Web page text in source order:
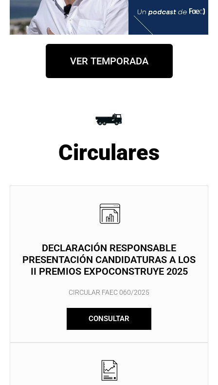
VER TEMPORADA
Circulares
DECLARACIÓN RESPONSABLE
PRESENTACIÓN CANDIDATURAS A LOS
II PREMIOS EXPOCONSTRUYE 2025
CIRCULAR FAEC 060/2025
CONSULTAR